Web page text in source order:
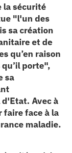
la sécurité
"l'un des
sa création
et de
qu’en raison
porte",
sa
Avec à
faire face à la
maladie.